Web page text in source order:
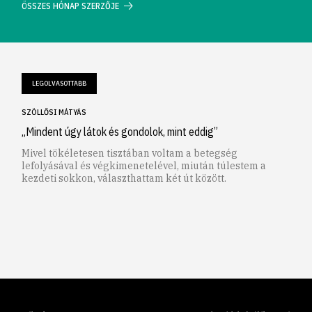
ÖSSZES HÓNAP SZERZŐJE
LEGOLVASOTTABB
SZÖLLŐSI MÁTYÁS
„Mindent úgy látok és gondolok, mint eddig”
Mivel tökéletesen tisztában voltam a betegség
lefolyásával és végkimenetelével, miután túlestem a
kezdeti sokkon, választhattam két út között.